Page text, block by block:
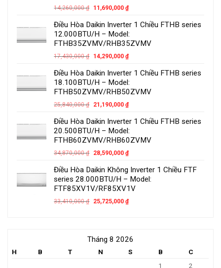
14,260,000₫ 11,690,000 ₫
Điều Hòa Daikin Inverter 1 Chiều FTHB series
12.000BTU/H – Model:
FTHB35ZVMV/RHB35ZVMV
17,430,000₫ 14,290,000 ₫
Điều Hòa Daikin Inverter 1 Chiều FTHB series
18.100BTU/H – Model:
FTHB50ZVMV/RHB50ZVMV
25,840,000₫ 21,190,000 ₫
Điều Hòa Daikin Inverter 1 Chiều FTHB series
20.500BTU/H – Model:
FTHB60ZVMV/RHB60ZVMV
34,870,000₫ 28,590,000 ₫
Điều Hòa Daikin Không Inverter 1 Chiều FTF
series 28.000BTU/H – Model:
FTF85XV1V/RF85XV1V
33,410,000₫ 25,725,000 ₫
Tháng 8 2026
H B T N S B
C
1
2